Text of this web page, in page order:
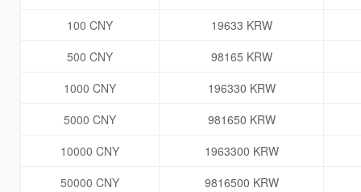
100 CNY
19633 KRW
500 CNY
98165 KRW
1000 CNY
196330 KRW
5000 CNY
981650 KRW
10000 CNY
1963300 KRW
50000 CNY
9816500 KRW